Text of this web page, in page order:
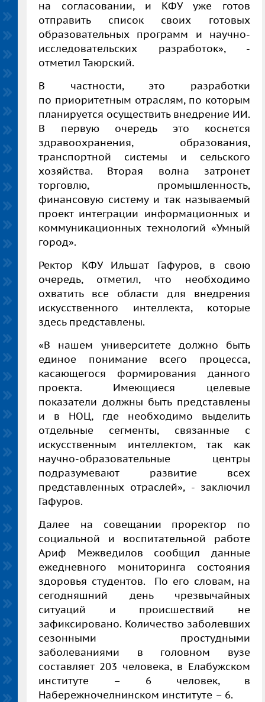
на согласовании, и КФУ уже готов
отправить список своих готовых
образовательных программ и научно-
исследовательских разработок», -
отметил Таюрский.
В частности, это разработки
по приоритетным отраслям, по которым
планируется осуществить внедрение ИИ.
В первую очередь это коснется
здравоохранения, образования,
транспортной системы и сельского
хозяйства. Вторая волна затронет
торговлю, промышленность,
финансовую систему и так называемый
проект интеграции информационных и
коммуникационных технологий «Умный
город».
Ректор КФУ Ильшат Гафуров, в свою
очередь, отметил, что необходимо
охватить все области для внедрения
искусственного интеллекта, которые
здесь представлены.
«В нашем университете должно быть
единое понимание всего процесса,
касающегося формирования данного
проекта. Имеющиеся целевые
показатели должны быть представлены
и в НОЦ, где необходимо выделить
отдельные сегменты, связанные с
искусственным интеллектом, так как
научно-образовательные центры
подразумевают развитие всех
представленных отраслей», - заключил
Гафуров.
Далее на совещании проректор по
социальной и воспитательной работе
Ариф Межведилов сообщил данные
ежедневного мониторинга состояния
здоровья студентов. По его словам, на
сегодняшний день чрезвычайных
ситуаций и происшествий не
зафиксировано. Количество заболевших
сезонными простудными
заболеваниями в головном вузе
составляет 203 человека, в Елабужском
институте – 6 человек, в
Набережночелнинском институте – 6.